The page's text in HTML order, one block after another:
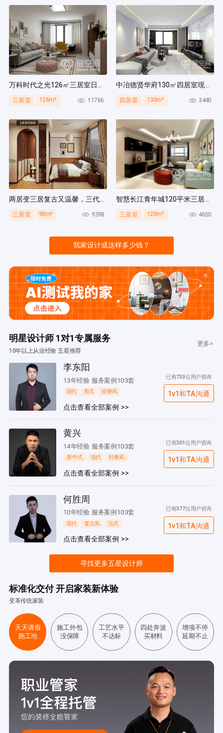
万科时代之光126㎡三居室日式风装修案例
三居室 126m² 11766
中冶德贤华府130㎡四居室现代简约风装修案例
四居室 130m² 3440
两居变三居复古又温馨，三代人同住无压力，收纳量超绝！
三居室 98m² 9398
智慧长江青年城120平米三居室现代风装修案例
三居室 120m² 4650
我家设计成这样多少钱？
明星设计师 1对1专属服务
10年以上从业经验 五星推荐
更多>
李东阳
13年经验 服务案例103套
现代 美式 轻奢风
点击查看全部案例 >>
已有733位用户咨询
1v1和TA沟通
黄兴
14年经验 服务案例103套
新中式 现代 轻奢风
点击查看全部案例 >>
已有301位用户咨询
1v1和TA沟通
何胜周
10年经验 服务案例103套
现代 复古风 法式
点击查看全部案例 >>
已有377位用户咨询
1v1和TA沟通
寻找更多五星设计师
标准化交付 开启家装新体验
变革传统家装
天天请假
跑工地
施工外包
没保障
工艺水平
不达标
四处奔波
买材料
增项不停
延期不止